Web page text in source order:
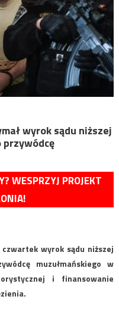
wyrok sądu niższej
WESPRZYJ PROJEKT
wyrok sądu niższej
muzułmańskiego w
i finansowanie